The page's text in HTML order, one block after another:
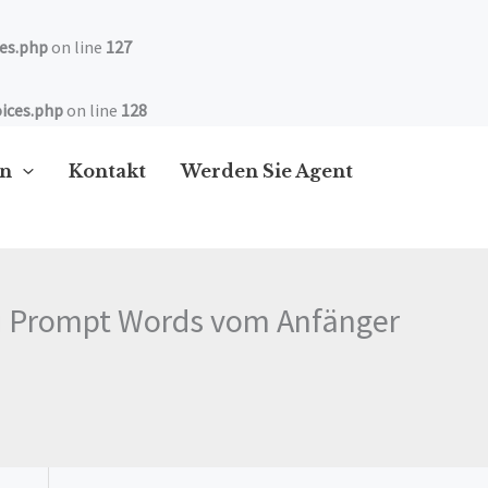
on line 127
on line 128
Kontakt
Werden Sie Agent
Words vom Anfänger